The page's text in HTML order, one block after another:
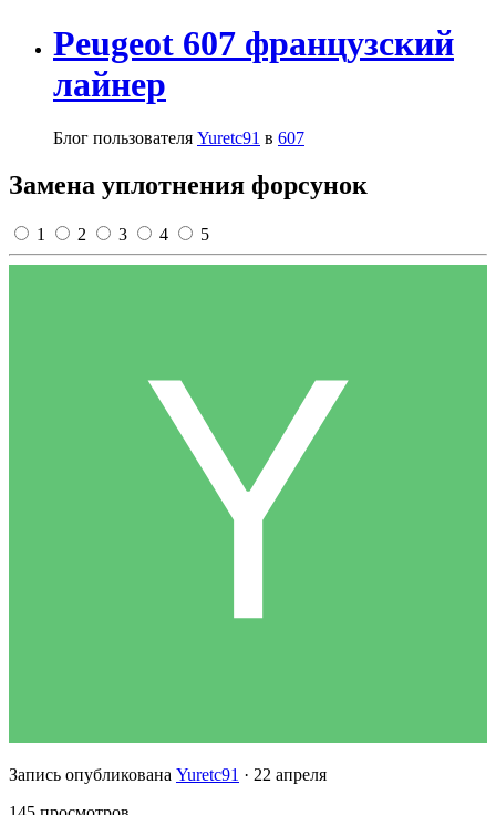
Peugeot 607 французский
лайнер
Блог пользователя Yuretc91 в 607
Замена уплотнения форсунок
1 2 3 4 5
Запись опубликована Yuretc91 · 22 апреля